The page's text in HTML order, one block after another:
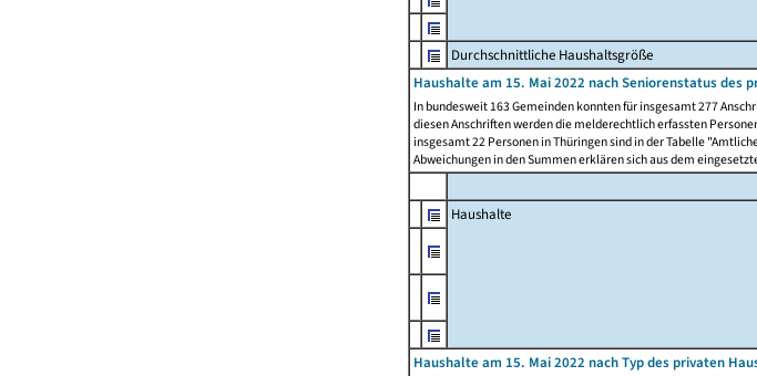
Durchschnittliche Haushaltsgröße
Haushalte am 15. Mai 2022 nach Seniorenstatus des
In bundesweit 163 Gemeinden konnten für insgesamt 277
diesen Anschriften werden die melderechtlich erfassten
insgesamt 22 Personen in Thüringen sind in der Tabelle
Abweichungen in den Summen erklären sich aus dem
Haushalte
Haushalte am 15. Mai 2022 nach Typ des privaten